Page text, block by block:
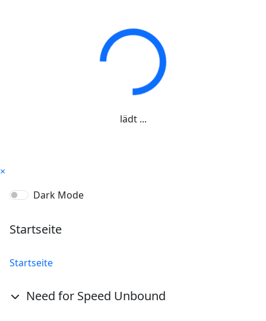
lädt ...
×
Dark Mode
Startseite
Startseite
Need for Speed Unbound